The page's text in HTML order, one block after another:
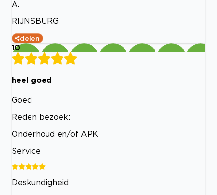
A.
RIJNSBURG
delen
10
heel goed
Goed
Reden bezoek:
Onderhoud en/of APK
Service
Deskundigheid